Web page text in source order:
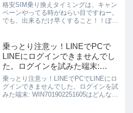
格安SIM乗り換えタイミングは、キャン
ペーンやってる時がねらい目ですねー。
でも、出来るだけ早くすること！！ぼく
の乗り換えで、月9,000円も節約できる
ッ！手数...
乗っとり注意ッ！LINEでPCで
LINEにログインできませんでし
た。ログインを試みた端末:
WIN701902251605と出た場
合。
乗っとり注意ッ！LINEでPCでLINEにロ
グインできませんでした。ログインを試
みた端末: WIN701902251605はどんな状